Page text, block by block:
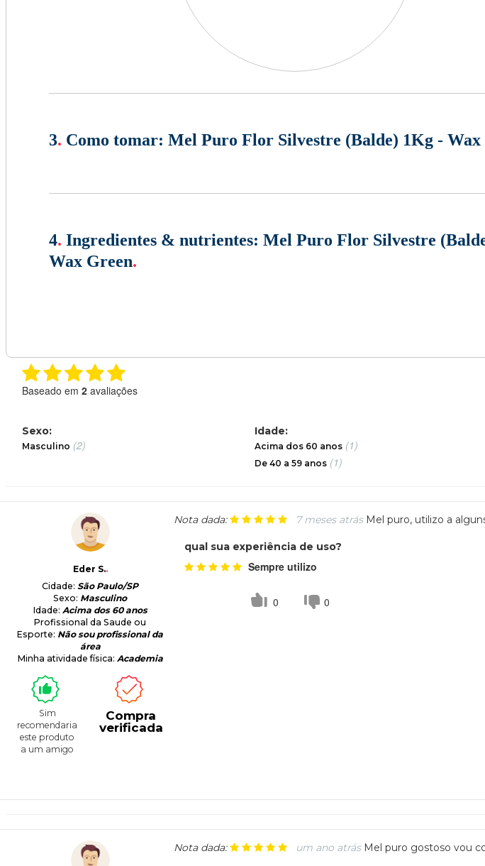
3. Como tomar: Mel Puro Flor Silvestre (Balde) 1Kg - Wax
4. Ingredientes & nutrientes: Mel Puro Flor Silvestre
Wax Green.
Baseado em 2 avaliações
Sexo:
Masculino (2)
Idade:
Acima dos 60 anos (1)
De 40 a 59 anos (1)
Eder S..
Cidade: São Paulo/SP
Sexo: Masculino
Idade: Acima dos 60 anos
Profissional da Saude ou
Esporte: Não sou profissional da
área
Minha atividade física: Academia
Sim
recomendaria
este produto
a um amigo
Compra
verificada
Nota dada: 7 meses atrás Mel puro, utilizo a
qual sua experiência de uso?
Sempre utilizo
0 0
Nota dada: um ano atrás Mel puro gostoso vou